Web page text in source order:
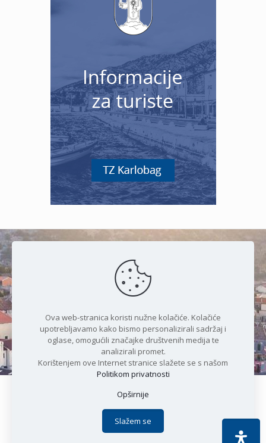
Čudesan spoj kristalnog mora i
prirode
Copyright © 2021 Općina Karlobag | Sva prava pridržana |
Politika privatnosti
Apoc IT
Ova web-stranica koristi nužne kolačiće. Kolačiće
upotrebljavamo kako bismo personalizirali sadržaj i
oglase, omogućili značajke društvenih medija te
analizirali promet.
Korištenjem ove Internet stranice slažete se s našom
Politikom privatnosti
Opširnije
Slažem se